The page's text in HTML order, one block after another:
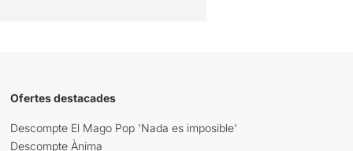
Ofertes destacades
Descompte El Mago Pop 'Nada es imposible'
Descompte Ànima